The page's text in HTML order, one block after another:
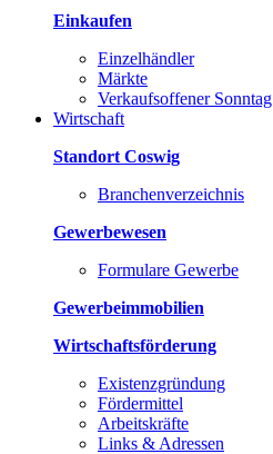
Einkaufen
Einzelhändler
Märkte
Verkaufsoffener Sonntag
Wirtschaft
Standort Coswig
Branchenverzeichnis
Gewerbewesen
Formulare Gewerbe
Gewerbeimmobilien
Wirtschaftsförderung
Existenzgründung
Fördermittel
Arbeitskräfte
Links & Adressen